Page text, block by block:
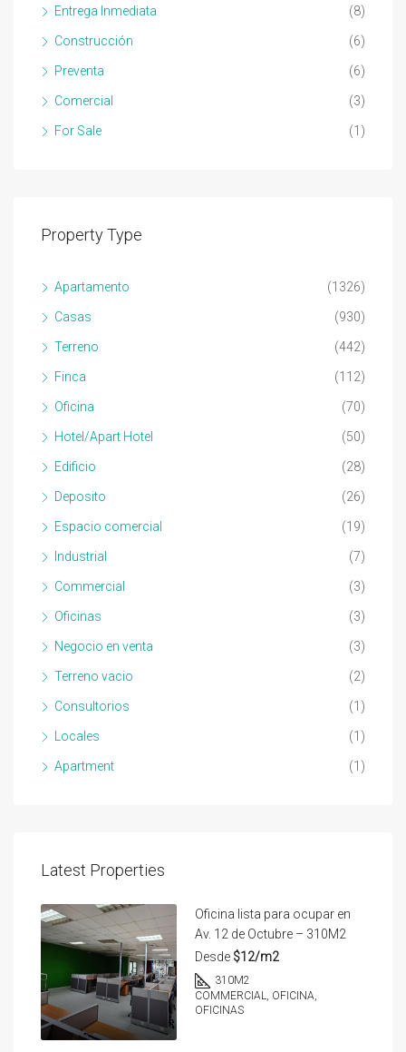
Entrega Inmediata (8)
Construcción (6)
Preventa (6)
Comercial (3)
For Sale (1)
Property Type
Apartamento (1326)
Casas (930)
Terreno (442)
Finca (112)
Oficina (70)
Hotel/Apart Hotel (50)
Edificio (28)
Deposito (26)
Espacio comercial (19)
Industrial (7)
Commercial (3)
Oficinas (3)
Negocio en venta (3)
Terreno vacio (2)
Consultorios (1)
Locales (1)
Apartment (1)
Latest Properties
Oficina lista para ocupar en
Av. 12 de Octubre – 310M2
Desde $12/m2
310M2
COMMERCIAL, OFICINA,
OFICINAS